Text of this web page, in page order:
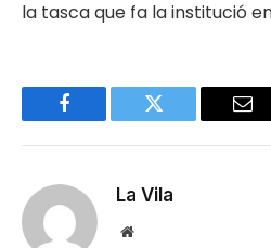
la tasca que fa la institució
Facebook Twitter
La Vila
Website